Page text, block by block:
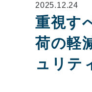
2025.12.24
重視す
荷の軽
ュリテ